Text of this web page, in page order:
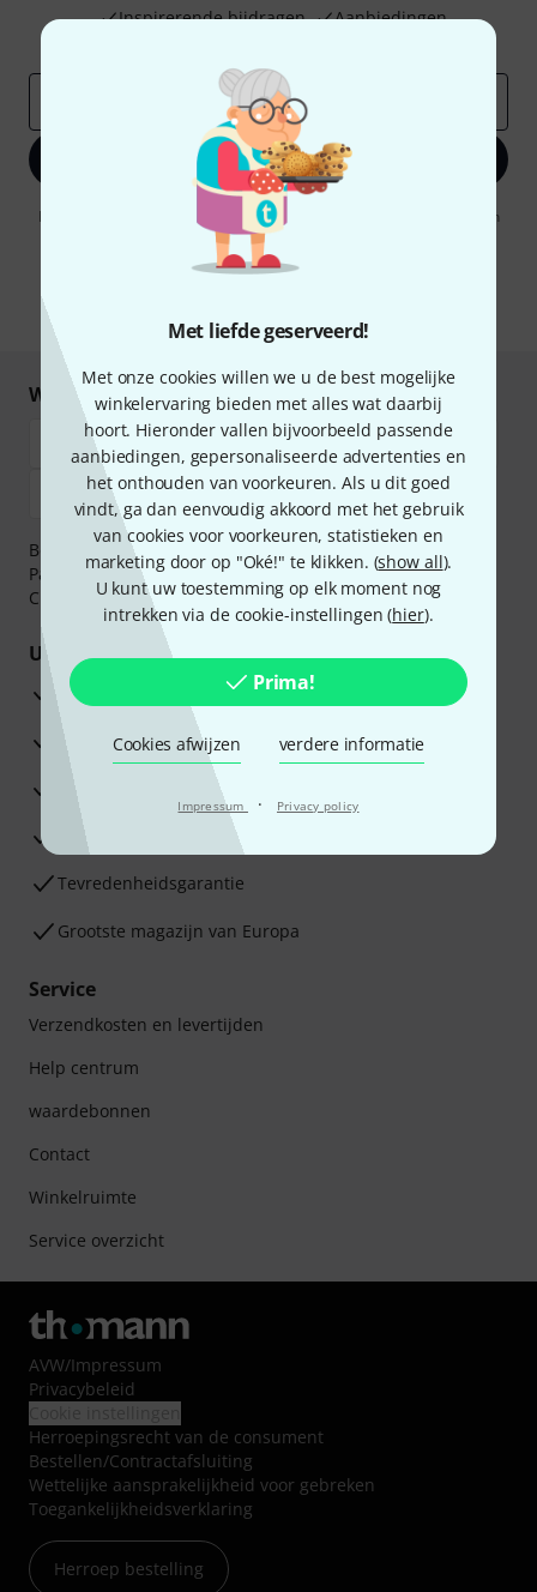
Met liefde geserveerd!
Met onze cookies willen we u de best mogelijke
winkelervaring bieden met alles wat daarbij
hoort. Hieronder vallen bijvoorbeeld passende
aanbiedingen, gepersonaliseerde advertenties en
het onthouden van voorkeuren. Als u dit goed
vindt, ga dan eenvoudig akkoord met het gebruik
van cookies voor voorkeuren, statistieken en
marketing door op "Oké!" te klikken. (show all).
U kunt uw toestemming op elk moment nog
intrekken via de cookie-instellingen (hier).
Prima!
Cookies afwijzen verdere informatie
Impressum · Privacy policy
Inspirerende bijdragen
Aanbiedingen
Registreer nu
Door op "Registreer nu" te klikken, gaat u akkoord met het ontvangen
van e-mailreclame. U kunt zich op elk moment afmelden. Meer
informatie over de nieuwsbrief vindt u in onze
gegevensbescherming
Winkel en betaal veilig
Betaalt u veilig en vertrouwd met Bankoverschrijving,
PayPal, iDEAL,Klarna Betaal Nu Klarna Betaal in 3of
Creditcard.
Uw voordelen
3 jaar Thomann garantie
30 dagen Money Back-garantie
Advies van onze experts
Tevredenheidsgarantie
Grootste magazijn van Europa
Service
Verzendkosten en levertijden
Help centrum
waardebonnen
Contact
Winkelruimte
Service overzicht
AVW/Impressum
Privacybeleid
Herroepingsrecht van de consument
Bestellen/Contractafsluiting
Wettelijke aansprakelijkheid voor gebreken
Toegankelijkheidsverklaring
Herroep bestelling